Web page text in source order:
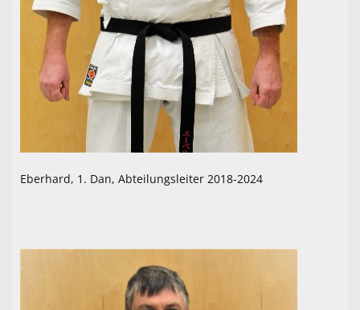
Eberhard, 1. Dan, Abteilungsleiter 2018-2024